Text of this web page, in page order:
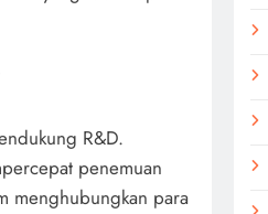
R&D.
penemuan
menghubungkan para